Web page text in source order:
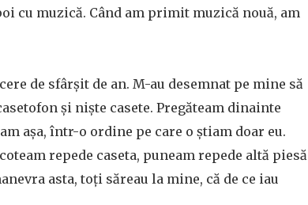
cu muzică. Când am primit muzică nouă, am
de sfârșit de an. M-au desemnat pe mine să
și niște casete. Pregăteam dinainte
așa, într-o ordine pe care o știam doar eu.
repede caseta, puneam repede altă piesă
asta, toți săreau la mine, că de ce iau